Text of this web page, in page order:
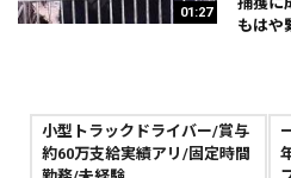
01:27
もはや
小型トラックドライバー/賞与
約60万支給実績アリ/固定時間